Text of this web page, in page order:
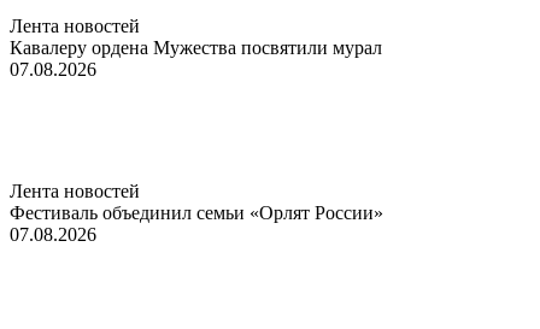
Лента новостей
Кавалеру ордена Мужества посвятили мурал
07.08.2026
Лента новостей
Фестиваль объединил семьи «Орлят России»
07.08.2026